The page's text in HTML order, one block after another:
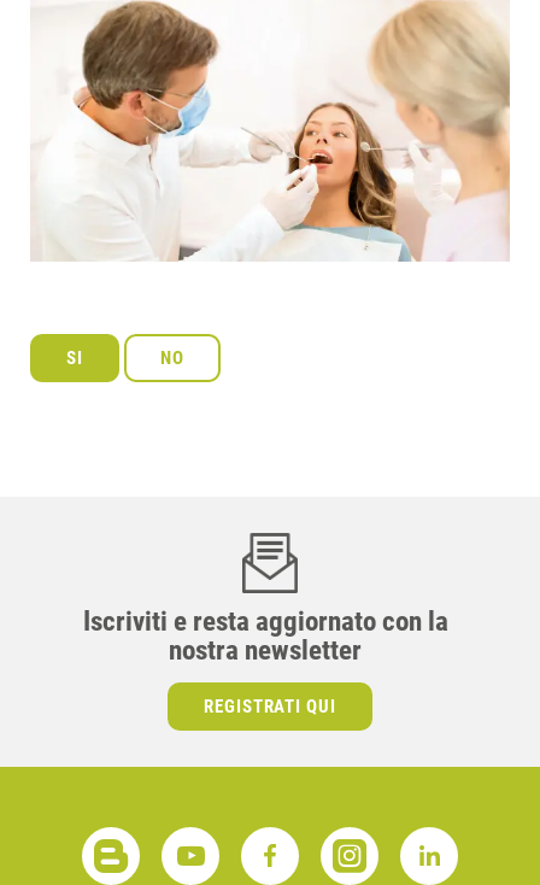
Iscriviti e resta aggiornato con la
nostra newsletter
REGISTRATI QUI